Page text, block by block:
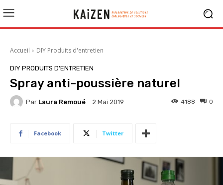
Accueil DIY Produits d'entretien
DIY PRODUITS D'ENTRETIEN
Spray anti-poussière naturel
Par Laura Remoué 2 Mai 2019 0
4188
Facebook Twitter